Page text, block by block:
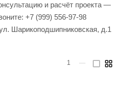
и расчёт проекта —
+7 (999) 556-97-98
Шарикоподшипниковская, д.1
1 —